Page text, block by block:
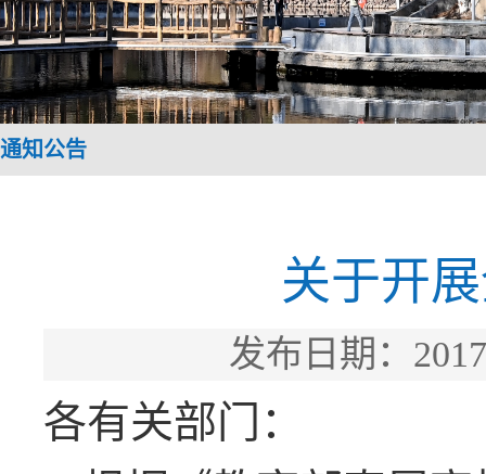
通知公告
关于开
发布日期：
各有关部门：